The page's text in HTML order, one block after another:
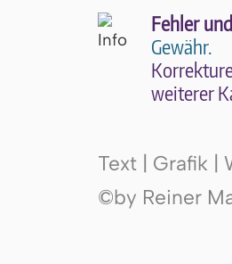
Fehler
Gewähr.
wei­te­rer
Text | Grafik |
©by Reiner